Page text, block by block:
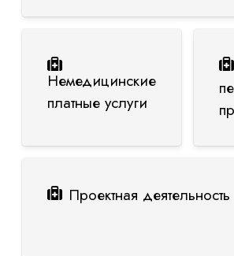
Немедицинские
платные услуги
Проектная деятельность